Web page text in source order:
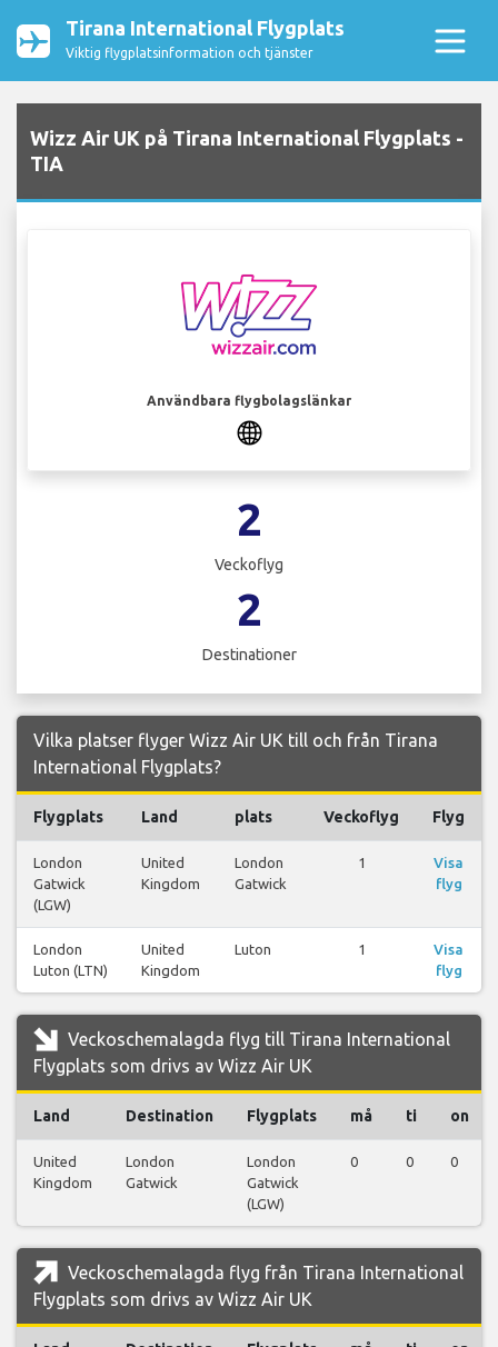
Tirana International Flygplats
Viktig flygplatsinformation och tjänster
Wizz Air UK på Tirana International Flygplats -
TIA
Användbara flygbolagslänkar
2
Veckoflyg
2
Destinationer
Vilka platser flyger Wizz Air UK till och från Tirana
International Flygplats?
Flygplats Land plats Veckoflyg Flyg
London
Gatwick
(LGW)
United
Kingdom
London
Gatwick
1
Visa
flyg
London
Luton (LTN)
United
Kingdom
Luton 1
Visa
flyg
Veckoschemalagda flyg till Tirana International
Flygplats som drivs av Wizz Air UK
Land Destination Flygplats må ti on
United
Kingdom
London
Gatwick
London
Gatwick
(LGW)
0 0 0
Veckoschemalagda flyg från Tirana International
Flygplats som drivs av Wizz Air UK